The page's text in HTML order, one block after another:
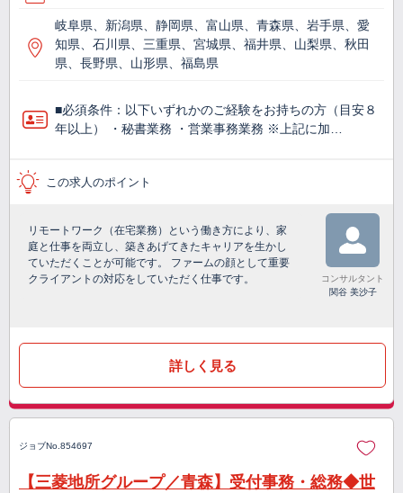
岐阜県、新潟県、静岡県、富山県、青森県、岩手県、愛
知県、石川県、三重県、宮城県、福井県、山梨県、秋田
県、長野県、山形県、福島県
■必須条件：以下いずれかのご経験をお持ちの方（目安８
年以上） ・秘書業務 ・営業事務業務 ※上記に加…
この求人のポイント
リモートワーク（在宅業務）という働き方により、家
庭と仕事を両立し、築きあげてきたキャリアを生かし
ていただくことが可能です。 ファームの顔として重要
クライアントの対応をしていただく仕事です。
コンサルタント
関谷 美沙子
詳しく見る
ジョブNo.854697
【三菱地所グループ／青森】受付事務・総務◆世